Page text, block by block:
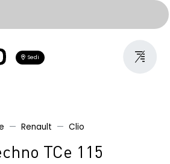
Sedi
Renault Clio
TCe 115